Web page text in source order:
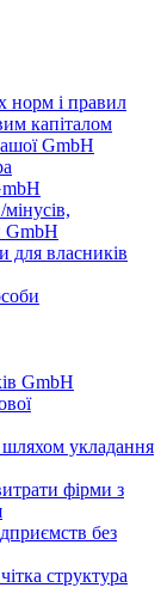
норм і правил
капіталом
GmbH
GmbH
для власників
GmbH
укладання
фірми з
без
структура